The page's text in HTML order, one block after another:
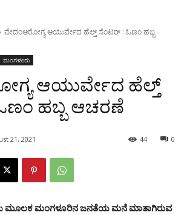
ವೇದಂಆರೋಗ್ಯ ಆಯುರ್ವೇದ ಹೆಲ್ತ್ ಸೆಂಟರ್‌ : ಓಣಂ ಹಬ್ಬ
ಮಂಗಳೂರು
ಆಯುರ್ವೇದ ಹೆಲ್ತ್
ಹಬ್ಬ ಆಚರಣೆ
21, 2021 0
44
ಮೂಲಕ ಮಂಗಳೂರಿನ ಜನತೆಯ ಮನೆ ಮಾತಾಗಿರುವ